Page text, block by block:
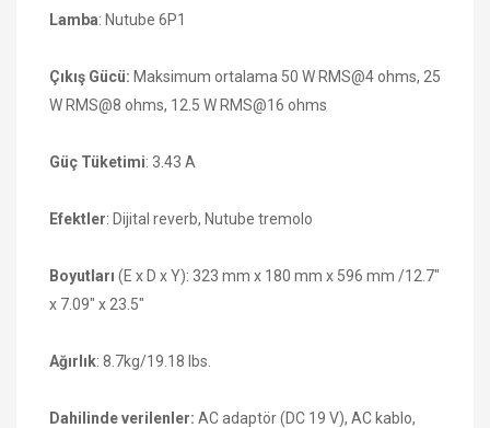
Lamba: Nutube 6P1
Çıkış Gücü: Maksimum ortalama 50 W RMS@4 ohms, 25
W RMS@8 ohms, 12.5 W RMS@16 ohms
Güç Tüketimi: 3.43 A
Efektler: Dijital reverb, Nutube tremolo
Boyutları (E x D x Y): 323 mm x 180 mm x 596 mm /12.7"
x 7.09" x 23.5"
Ağırlık: 8.7kg/19.18 lbs.
Dahilinde verilenler: AC adaptör (DC 19 V), AC kablo,